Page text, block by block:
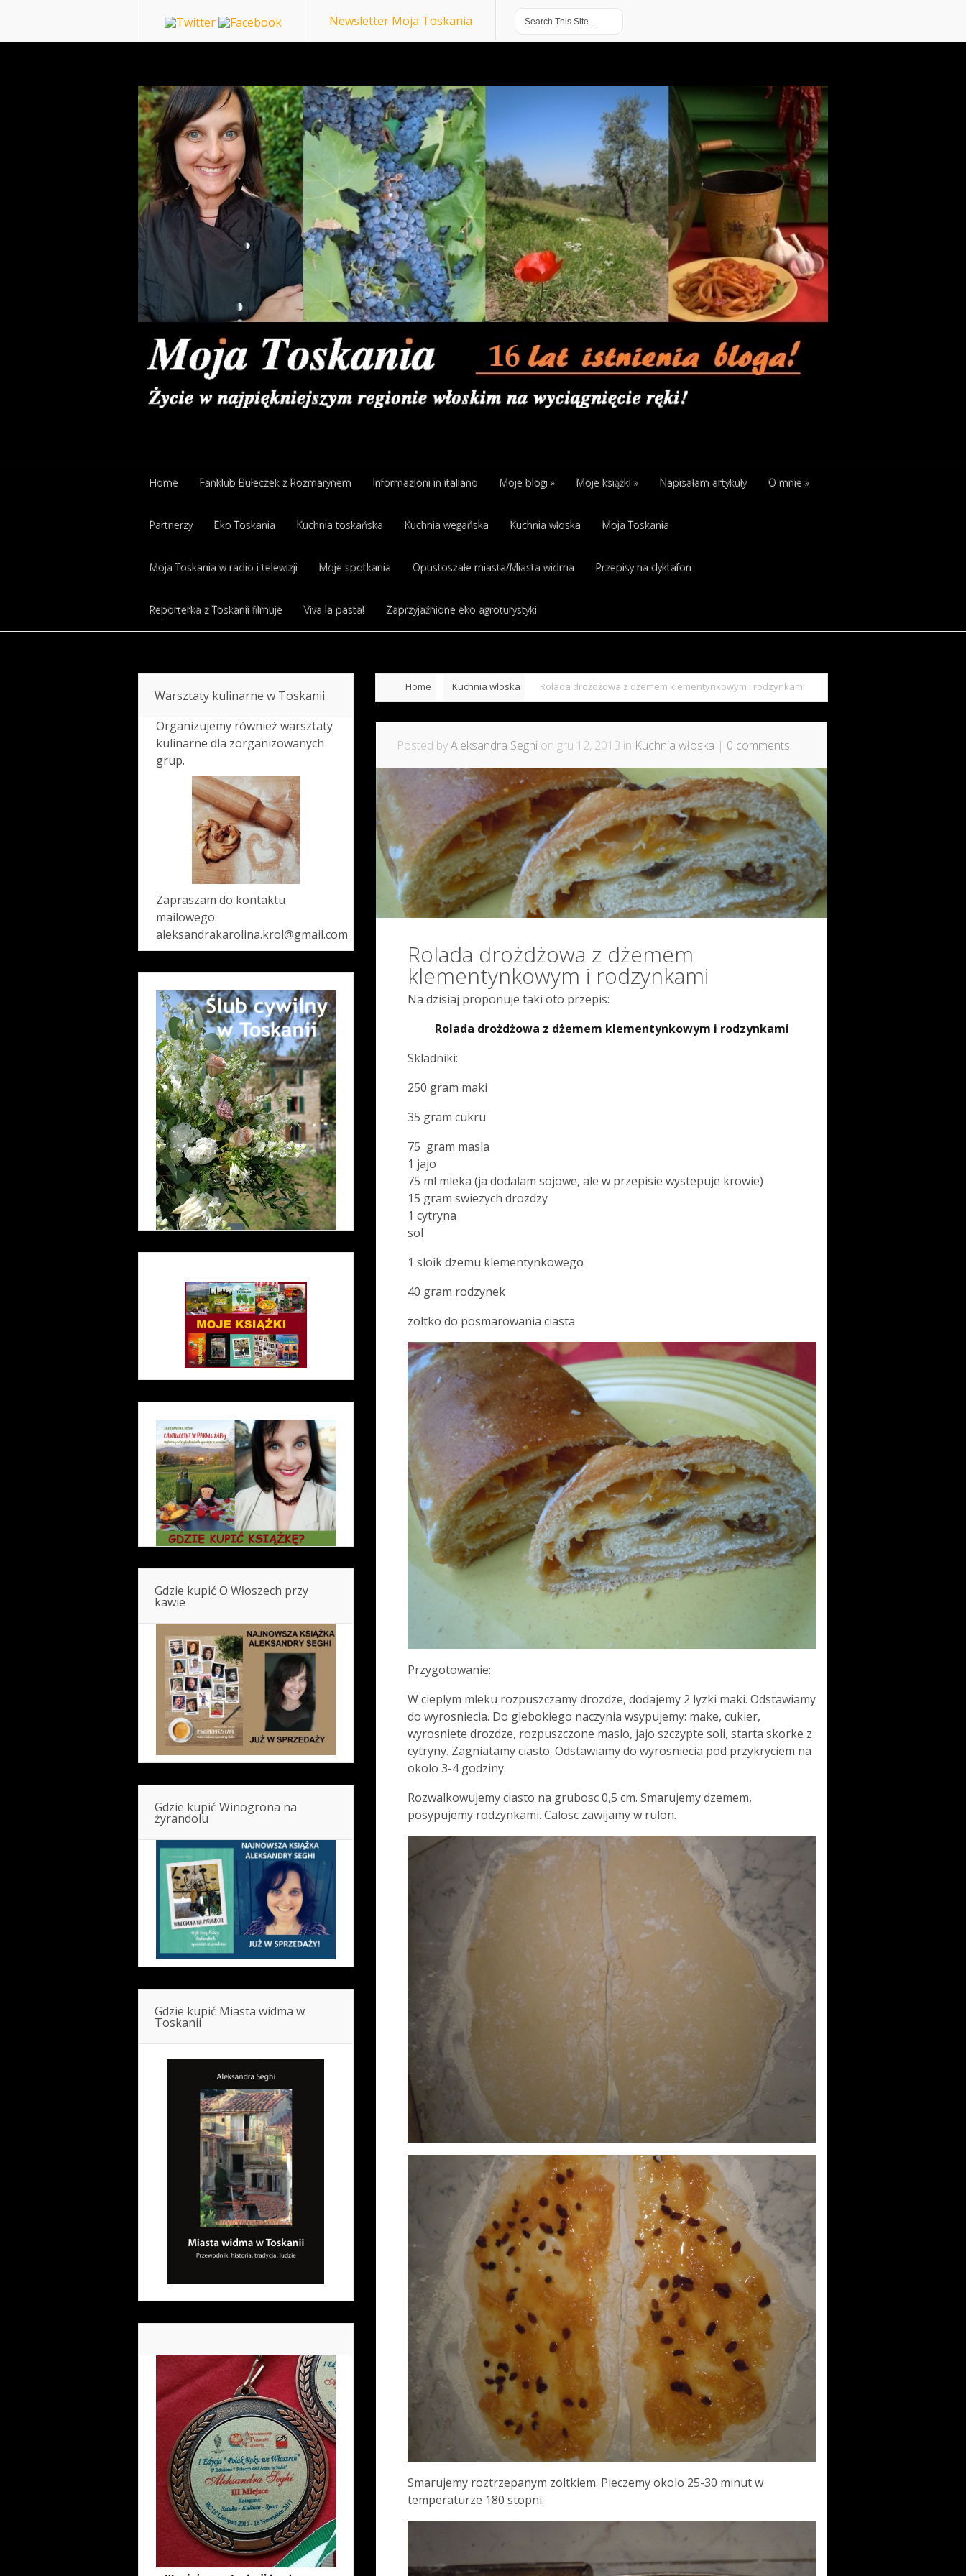
Newsletter Moja Toskania
Home Fanklub Bułeczek z Rozmarynem Informazioni in italiano Moje blogi » Moje książki » Napisałam artykuły O mnie »
Partnerzy Eko Toskania Kuchnia toskańska Kuchnia wegańska Kuchnia włoska Moja Toskania
Moja Toskania w radio i telewizji Moje spotkania Opustoszałe miasta/Miasta widma Przepisy na dyktafon
Reporterka z Toskanii filmuje Viva la pasta! Zaprzyjaźnione eko agroturystyki
Home Kuchnia włoska Rolada drożdżowa z dżemem klementynkowym i rodzynkami
Posted byAleksandra Seghi on gru 12, 2013 in Kuchnia włoska | 0 comments
Rolada drożdżowa z dżemem
klementynkowym i rodzynkami
Na dzisiaj proponuje taki oto przepis:
Rolada drożdżowa z dżemem klementynkowym i rodzynkami
Skladniki:
250 gram maki
35 gram cukru
75 gram masla
1 jajo
75 ml mleka (ja dodalam sojowe, ale w przepisie wystepuje krowie)
15 gram swiezych drozdzy
1 cytryna
sol
1 sloik dzemu klementynkowego
40 gram rodzynek
zoltko do posmarowania ciasta
Przygotowanie:
W cieplym mleku rozpuszczamy drozdze, dodajemy 2 lyzki maki. Odstawiamy
do wyrosniecia. Do glebokiego naczynia wsypujemy: make, cukier,
wyrosniete drozdze, rozpuszczone maslo, jajo szczypte soli, starta skorke z
cytryny. Zagniatamy ciasto. Odstawiamy do wyrosniecia pod przykryciem na
okolo 3-4 godziny.
Rozwalkowujemy ciasto na grubosc 0,5 cm. Smarujemy dzemem,
posypujemy rodzynkami. Calosc zawijamy w rulon.
Smarujemy roztrzepanym zoltkiem. Pieczemy okolo 25-30 minut w
temperaturze 180 stopni.
Warsztaty kulinarne w Toskanii
Organizujemy również warsztaty
kulinarne dla zorganizowanych
grup.
Zapraszam do kontaktu
mailowego:
aleksandrakarolina.krol@gmail.com
Gdzie kupić O Włoszech przy
kawie
Gdzie kupić Winogrona na
żyrandolu
Gdzie kupić Miasta widma w
Toskanii